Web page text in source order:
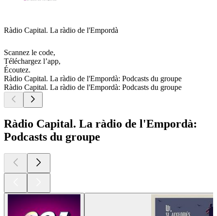
Ràdio Capital. La ràdio de l'Empordà
Scannez le code,
Téléchargez l’app,
Écoutez.
Ràdio Capital. La ràdio de l'Empordà: Podcasts du groupe
Ràdio Capital. La ràdio de l'Empordà: Podcasts du groupe
Ràdio Capital. La ràdio de l'Empordà:
Podcasts du groupe